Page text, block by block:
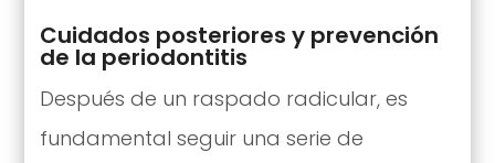
Cuidados posteriores y prevención
de la periodontitis
Después de un raspado radicular, es
fundamental seguir una serie de